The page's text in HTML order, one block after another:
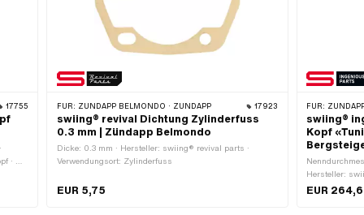
17755
· Ø
FÜR: ZÜNDAPP BELMONDO · ZÜNDAPP 17923
swiing® revival Dichtung Zylinderfuss
0.3 mm | Zündapp Belmondo
Dicke: 0.3 mm · Hersteller: swiing® revival parts ·
Verwendungsort: Zylinderfuss
EUR 5,75
FÜR:
swiing®
Kopf
Hersteller:
Aluminium ·
ccm ·
EUR